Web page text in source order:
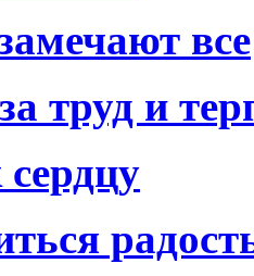
все
труд и